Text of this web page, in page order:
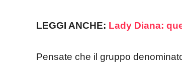
LEGGI ANCHE: Lady Diana:
Pensate che il gruppo